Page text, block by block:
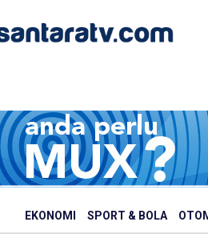
EKONOMI SPORT & BOLA